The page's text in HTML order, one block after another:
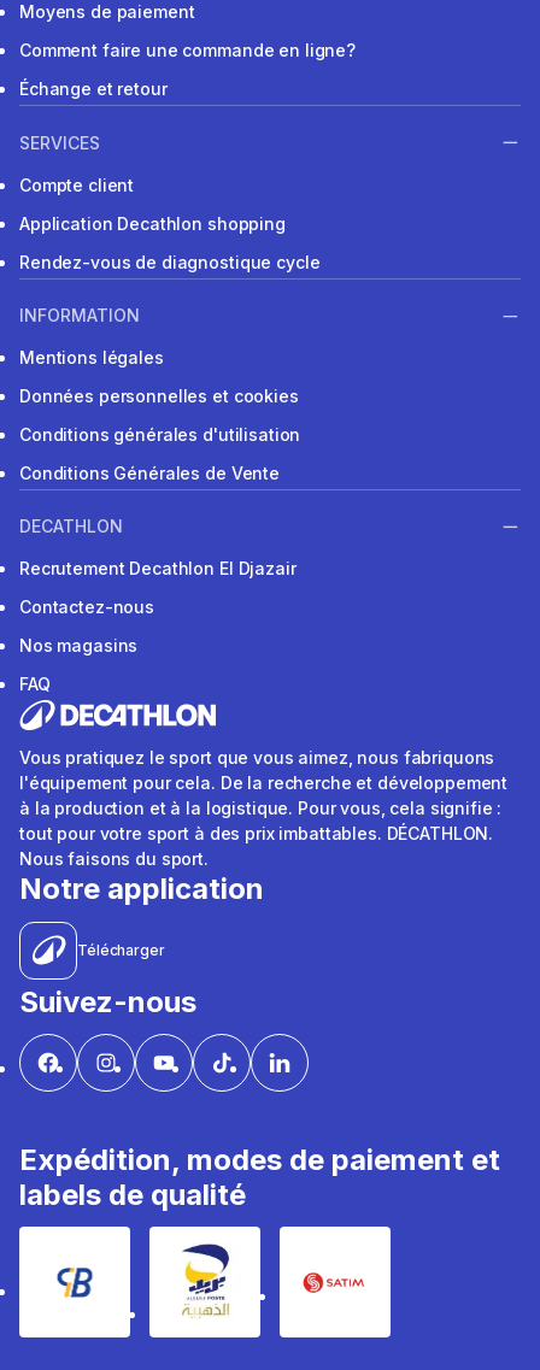
Moyens de paiement
Comment faire une commande en ligne?
Échange et retour
SERVICES
Compte client
Application Decathlon shopping
Rendez-vous de diagnostique cycle
INFORMATION
Mentions légales
Données personnelles et cookies
Conditions générales d'utilisation
Conditions Générales de Vente
DECATHLON
Recrutement Decathlon El Djazair
Contactez-nous
Nos magasins
FAQ
Vous pratiquez le sport que vous aimez, nous fabriquons
l'équipement pour cela. De la recherche et développement
à la production et à la logistique. Pour vous, cela signifie :
tout pour votre sport à des prix imbattables. DÉCATHLON.
Nous faisons du sport.
Notre application
Télécharger
Suivez-nous
Expédition, modes de paiement et
labels de qualité